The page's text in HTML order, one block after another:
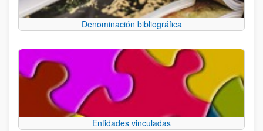
Denominación bibliográfica
Entidades vinculadas